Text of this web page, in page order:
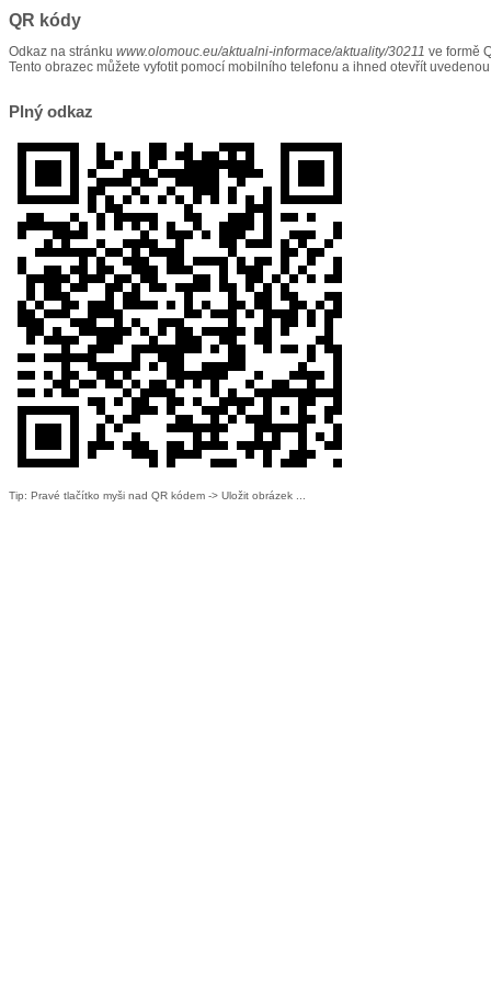
QR kódy
Odkaz na stránku www.olomouc.eu/aktualni-informace/aktuality/30211 ve formě
Tento obrazec můžete vyfotit pomocí mobilního telefonu a ihned otevřít
Plný odkaz
Tip: Pravé tlačítko myši nad QR kódem -> Uložit obrázek ...